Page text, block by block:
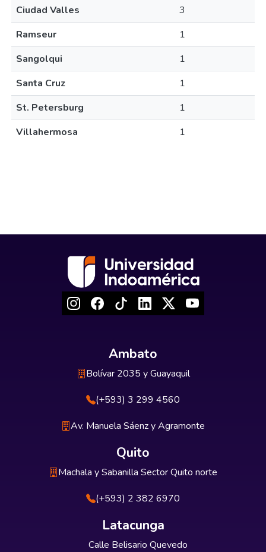
Ciudad Valles
3
Ramseur
1
Sangolqui
1
Santa Cruz
1
St. Petersburg
1
Villahermosa
1
Ambato
Bolívar 2035 y Guayaquil
(+593) 3 299 4560
Av. Manuela Sáenz y Agramonte
Quito
Machala y Sabanilla Sector Quito norte
(+593) 2 382 6970
Latacunga
Calle Belisario Quevedo